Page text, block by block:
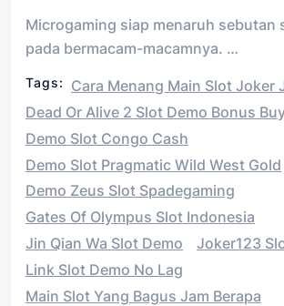
Microgaming siap menaruh sebutan
pada bermacam-macamnya. …
Tags:
Cara Menang Main Slot Joker
Dead Or Alive 2 Slot Demo Bonus
Demo Slot Congo Cash
Demo Slot Pragmatic Wild West Gold
Demo Zeus Slot Spadegaming
Gates Of Olympus Slot Indonesia
Jin Qian Wa Slot Demo
Joker123
Link Slot Demo No Lag
Main Slot Yang Bagus Jam Berapa